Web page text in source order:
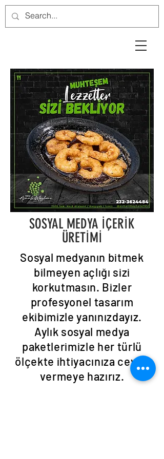
SOSYAL MEDYA İÇERİK
ÜRETİMİ
Sosyal medyanın bitmek
bilmeyen açlığı sizi
korkutmasın. Bizler
profesyonel tasarım
ekibimizle yanınızdayız.
Aylık sosyal medya
paketlerimizle her türlü
ölçekte ihtiyacınıza cevap
vermeye hazırız.